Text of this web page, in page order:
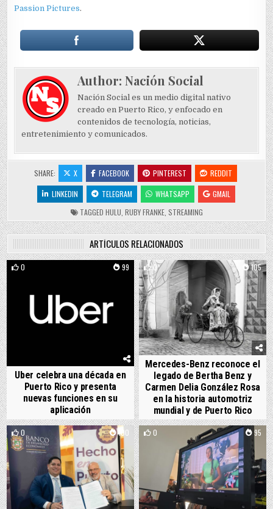
Passion Pictures.
Author:Nación Social
Nación Social es un medio digital nativo
creado en Puerto Rico, y enfocado en
contenidos de tecnología, noticias,
entretenimiento y comunicados.
SHARE: X FACEBOOK PINTEREST
REDDIT
LINKEDIN
TELEGRAM WHATSAPP
GMAIL
TAGGED HULU RUBY FRANKE, STREAMING
ARTÍCULOS RELACIONADOS
0 99
Uber celebra una década en
Puerto Rico y presenta
nuevas funciones en su
aplicación
0 105
Mercedes-Benz reconoce el
legado de Bertha Benz y
Carmen Delia González Rosa
en la historia automotriz
mundial y de Puerto Rico
0 100 0 95